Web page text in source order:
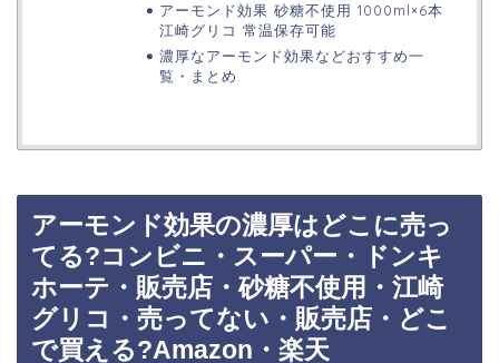
アーモンド効果 砂糖不使用 1000ml×6本
江崎グリコ 常温保存可能
濃厚なアーモンド効果などおすすめ一
覧・まとめ
アーモンド効果の濃厚はどこに売っ
てる?コンビニ・スーパー・ドンキ
ホーテ・販売店・砂糖不使用・江崎
グリコ・売ってない・販売店・どこ
で買える?Amazon・楽天